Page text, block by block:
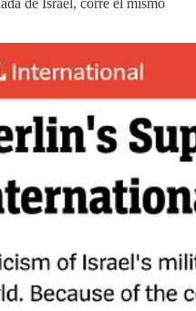
de Israel, corre el mismo